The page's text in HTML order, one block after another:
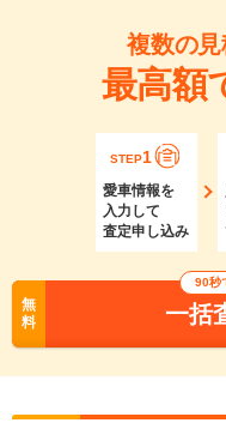
複数の
最高額
STEP1
愛車情報を
入力して
査定申し込み
無
料
90秒
一括